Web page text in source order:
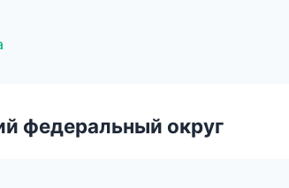
федеральный округ